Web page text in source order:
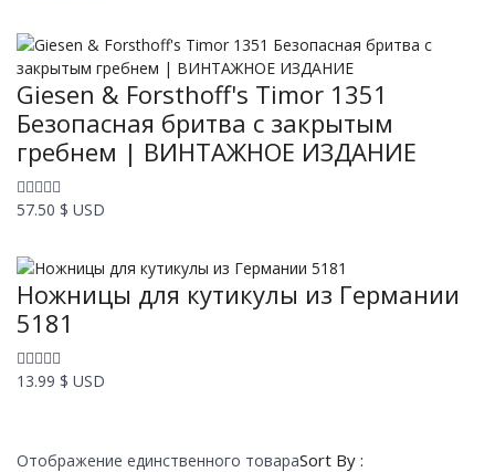
Giesen & Forsthoff's Timor 1351
Безопасная бритва с закрытым
гребнем | ВИНТАЖНОЕ ИЗДАНИЕ
57.50 $ USD
Ножницы для кутикулы из Германии
5181
13.99 $ USD
Отображение единственного товараSort By :